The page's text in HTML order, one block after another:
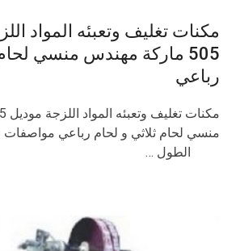
مكنات تغليف وتعبئه المواد
505 ماركة مهندس منسي
رباعي
منسي لحام ثلاثي و لحام رباعي
الطول …